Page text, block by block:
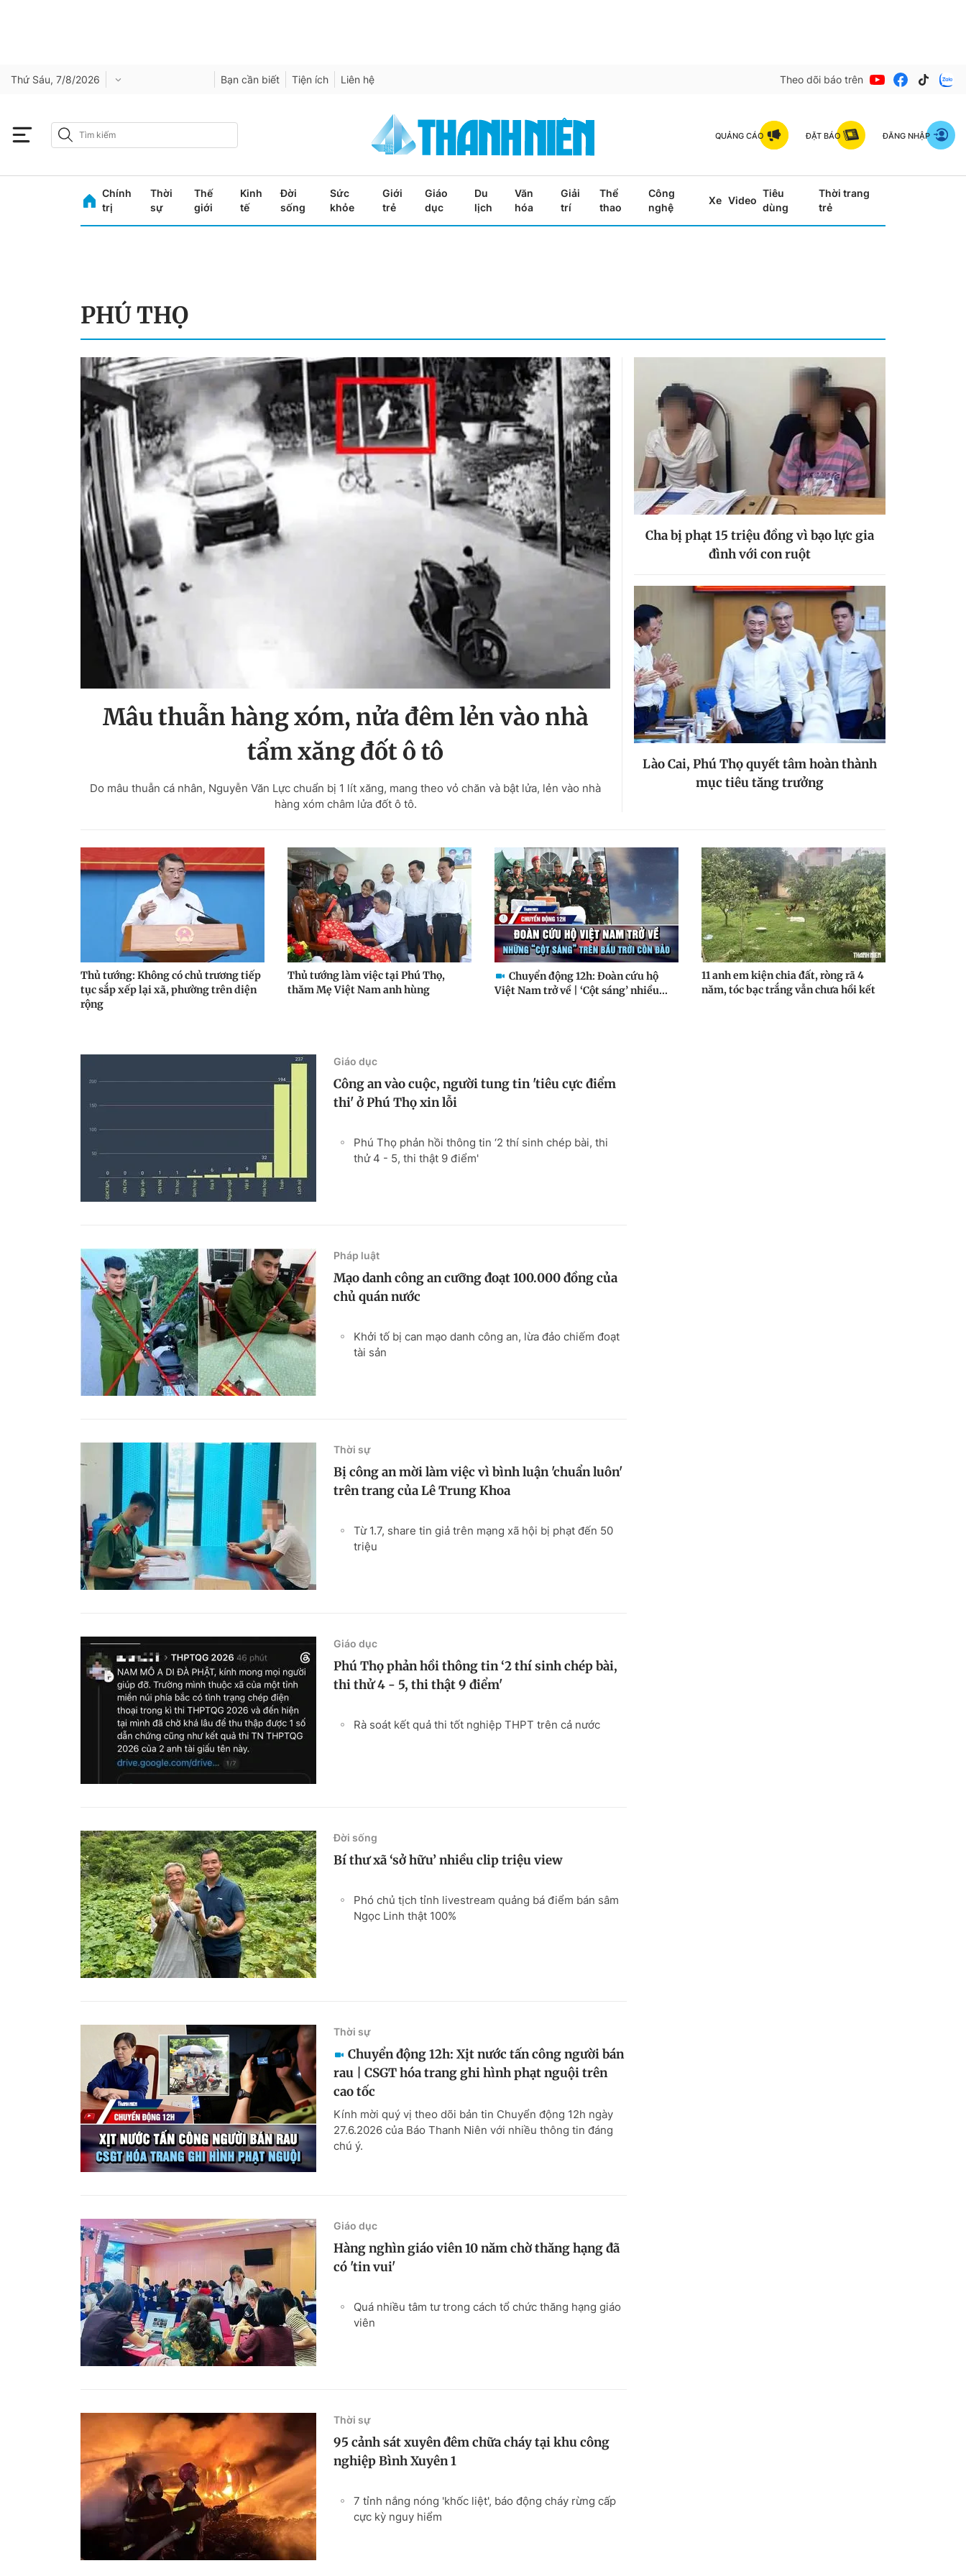
Thứ Sáu, 7/8/2026 Bạn cần biết Tiện ích Liên hệ Theo dõi báo trên
QUẢNG CÁO ĐẶT BÁO ĐĂNG NHẬP
Chính
trị
Thời
sự
Thế
giới
Kinh
tế
Đời
sống
Sức
khỏe
Giới
trẻ
Giáo
dục
Du
lịch
Văn
hóa
Giải
trí
Thể
thao
Công
nghệ
Xe Video
Tiêu
dùng
Thời trang
trẻ
PHÚ THỌ
Mâu thuẫn hàng xóm, nửa đêm lẻn vào nhà
tẩm xăng đốt ô tô
Do mâu thuẫn cá nhân, Nguyễn Văn Lực chuẩn bị 1 lít xăng, mang theo vỏ chăn và bật lửa, lẻn vào nhà
hàng xóm châm lửa đốt ô tô.
Cha bị phạt 15 triệu đồng vì bạo lực gia
đình với con ruột
Lào Cai, Phú Thọ quyết tâm hoàn thành
mục tiêu tăng trưởng
Thủ tướng: Không có chủ trương tiếp
tục sắp xếp lại xã, phường trên diện
rộng
Thủ tướng làm việc tại Phú Thọ,
thăm Mẹ Việt Nam anh hùng
Chuyển động 12h: Đoàn cứu hộ
Việt Nam trở về | ‘Cột sáng’ nhiều...
11 anh em kiện chia đất, ròng rã 4
năm, tóc bạc trắng vẫn chưa hồi kết
Giáo dục
Công an vào cuộc, người tung tin 'tiêu cực điểm
thi' ở Phú Thọ xin lỗi
Phú Thọ phản hồi thông tin ‘2 thí sinh chép bài, thi
thử 4 - 5, thi thật 9 điểm'
Pháp luật
Mạo danh công an cưỡng đoạt 100.000 đồng của
chủ quán nước
Khởi tố bị can mạo danh công an, lừa đảo chiếm đoạt
tài sản
Thời sự
Bị công an mời làm việc vì bình luận 'chuẩn luôn'
trên trang của Lê Trung Khoa
Từ 1.7, share tin giả trên mạng xã hội bị phạt đến 50
triệu
Giáo dục
Phú Thọ phản hồi thông tin ‘2 thí sinh chép bài,
thi thử 4 - 5, thi thật 9 điểm'
Rà soát kết quả thi tốt nghiệp THPT trên cả nước
Đời sống
Bí thư xã ‘sở hữu’ nhiều clip triệu view
Phó chủ tịch tỉnh livestream quảng bá điểm bán sâm
Ngọc Linh thật 100%
Thời sự
Chuyển động 12h: Xịt nước tấn công người bán
rau | CSGT hóa trang ghi hình phạt nguội trên
cao tốc
Kính mời quý vị theo dõi bản tin Chuyển động 12h ngày
27.6.2026 của Báo Thanh Niên với nhiều thông tin đáng
chú ý.
Giáo dục
Hàng nghìn giáo viên 10 năm chờ thăng hạng đã
có 'tin vui'
Quá nhiều tâm tư trong cách tổ chức thăng hạng giáo
viên
Thời sự
95 cảnh sát xuyên đêm chữa cháy tại khu công
nghiệp Bình Xuyên 1
7 tỉnh nắng nóng 'khốc liệt', báo động cháy rừng cấp
cực kỳ nguy hiểm